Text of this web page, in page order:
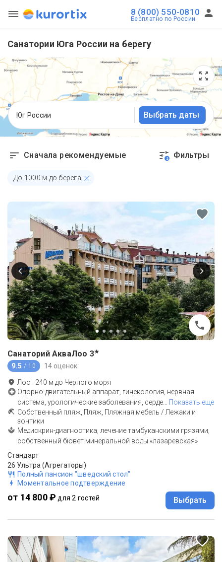
8 (800) 550-0810
Бесплатно по России
Санатории Юга России на берегу
Юг России Выбрать даты
Сначала рекомендуемые 2 Фильтры
До 1000 м до берега
Санаторий АкваЛоо 3★
9.5 / 10 14 оценок
Лоо · 240 м до Черного моря
Опорно-двигательный аппарат, гинекология, нервная
система, урологические заболевания, серде
Показать еще
Собственный пляж, Пляж, Пляжная мебель / Лежаки и
зонтики
Медискрин-диагностика, лечение тамбуканскими грязями,
собственный бювет минеральной воды «лазаревская»
Стандарт
26 Ультра (Агрегаторы)
Полный пансион "шведский стол"
Моментальное подтверждение
от 14 800 ₽ для 2 гостей Выбрать